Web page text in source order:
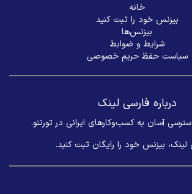
خانه
بیزنس خود را ثبت کنید
بیزنس‌ها
شرایط و ضوابط
سیاست حفظ حریم خصوصی
درباره فارسی لینک
آسان به کسب‌وکارهای ایرانی در تورنتو.
لینک، بیزنس خود را رایگان ثبت کنید.